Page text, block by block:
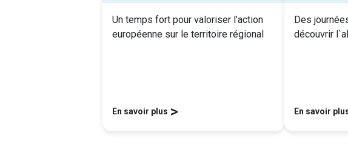
Un temps fort pour valoriser l’action
européenne sur le territoire régional
En savoir plus >
Des
découvrir
En savoir